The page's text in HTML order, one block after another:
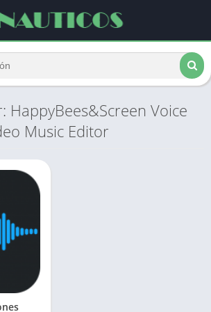
HappyBees&Screen Voice
Music Editor